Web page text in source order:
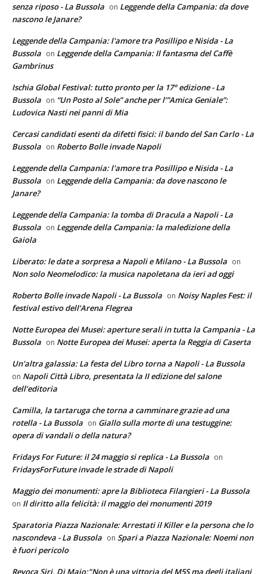
senza riposo - La Bussola on Leggende della Campania: da dove
nascono le Janare?
Leggende della Campania: l'amore tra Posillipo e Nisida - La
Bussola on Leggende della Campania: Il fantasma del Caffè
Gambrinus
Ischia Global Festival: tutto pronto per la 17° edizione - La
Bussola on “Un Posto al Sole” anche per l’”Amica Geniale”:
Ludovica Nasti nei panni di Mia
Cercasi candidati esenti da difetti fisici: il bando del San Carlo - La
Bussola on Roberto Bolle invade Napoli
Leggende della Campania: l'amore tra Posillipo e Nisida - La
Bussola on Leggende della Campania: da dove nascono le
Janare?
Leggende della Campania: la tomba di Dracula a Napoli - La
Bussola on Leggende della Campania: la maledizione della
Gaiola
Liberato: le date a sorpresa a Napoli e Milano - La Bussola on
Non solo Neomelodico: la musica napoletana da ieri ad oggi
Roberto Bolle invade Napoli - La Bussola on Noisy Naples Fest: il
festival estivo dell’Arena Flegrea
Notte Europea dei Musei: aperture serali in tutta la Campania - La
Bussola on Notte Europea dei Musei: aperta la Reggia di Caserta
Un'altra galassia: La festa del Libro torna a Napoli - La Bussola
on Napoli Città Libro, presentata la II edizione del salone
dell’editoria
Camilla, la tartaruga che torna a camminare grazie ad una
rotella - La Bussola on Giallo sulla morte di una testuggine:
opera di vandali o della natura?
Fridays For Future: il 24 maggio si replica - La Bussola on
FridaysForFuture invade le strade di Napoli
Maggio dei monumenti: apre la Biblioteca Filangieri - La Bussola
on Il diritto alla felicità: il maggio dei monumenti 2019
Sparatoria Piazza Nazionale: Arrestati il Killer e la persona che lo
nascondeva - La Bussola on Spari a Piazza Nazionale: Noemi non
è fuori pericolo
Revoca Siri, Di Maio:"Non è una vittoria del M5S ma degli italiani